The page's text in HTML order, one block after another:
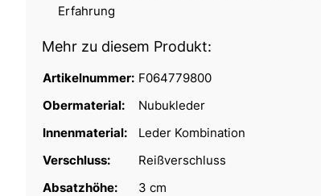
Erfahrung
Mehr zu diesem Produkt:
Artikelnummer: F064779800
Obermaterial:
Nubukleder
Innenmaterial:
Leder Kombination
Verschluss:
Reißverschluss
Absatzhöhe:
3 cm